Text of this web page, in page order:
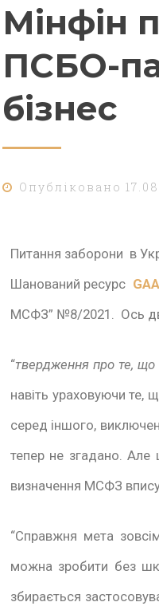
Мінфін
ПСБО-
бізнес
Опубліковано
Питання заборони в
Шанований ресурс
МСФЗ” №8/2021. Ось
“твердження про те,
навіть ураховуючи те,
серед іншого,
тепер не згадано. Але
визначення МСФЗ
“Справжня мета
можна зробити без
збирається